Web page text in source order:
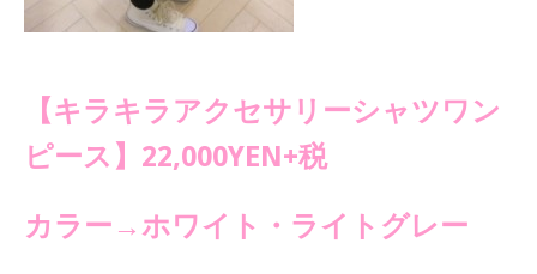
【キラキラアクセサリーシャツワン
ピース】22,000YEN+税
カラー→ホワイト・ライトグレー